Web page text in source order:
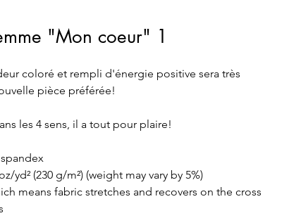
"Mon coeur" 1
coloré et rempli d'énergie positive sera très
pièce préférée!
les 4 sens, il a tout pour plaire!
yd² (230 g/m²) (weight may vary by 5%)
means fabric stretches and recovers on the cross